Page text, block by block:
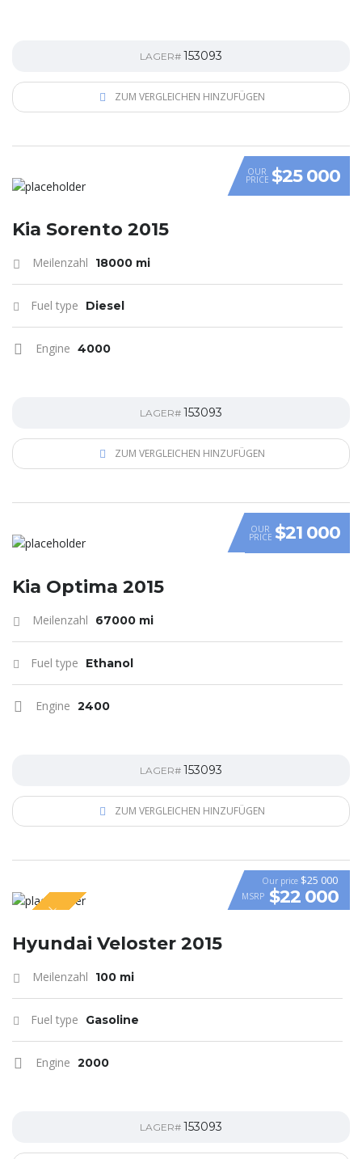
LAGER# 153093
ZUM VERGLEICHEN HINZUFÜGEN
OUR
PRICE $25 000
Kia Sorento 2015
Meilenzahl 18000 mi
Fuel type Diesel
Engine 4000
LAGER# 153093
ZUM VERGLEICHEN HINZUFÜGEN
OUR
PRICE $21 000
Kia Optima 2015
Meilenzahl 67000 mi
Fuel type Ethanol
Engine 2400
LAGER# 153093
ZUM VERGLEICHEN HINZUFÜGEN
VIDEO
SPECIAL
Our price $25 000
MSRP $22 000
Hyundai Veloster 2015
Meilenzahl 100 mi
Fuel type Gasoline
Engine 2000
LAGER# 153093